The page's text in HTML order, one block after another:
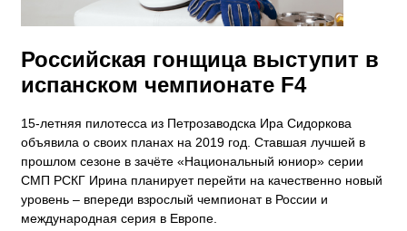
Российская гонщица выступит в
испанском чемпионате F4
15-летняя пилотесса из Петрозаводска Ира Сидоркова
объявила о своих планах на 2019 год. Ставшая лучшей в
прошлом сезоне в зачёте «Национальный юниор» серии
СМП РСКГ Ирина планирует перейти на качественно новый
уровень – впереди взрослый чемпионат в России и
международная серия в Европе.